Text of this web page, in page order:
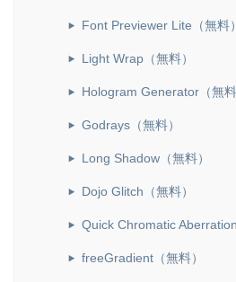
Font Previewer Lite（無料）
Light Wrap（無料）
Hologram Generator（無料
Godrays（無料）
Long Shadow（無料）
Dojo Glitch（無料）
Quick Chromatic Aberration
freeGradient（無料）